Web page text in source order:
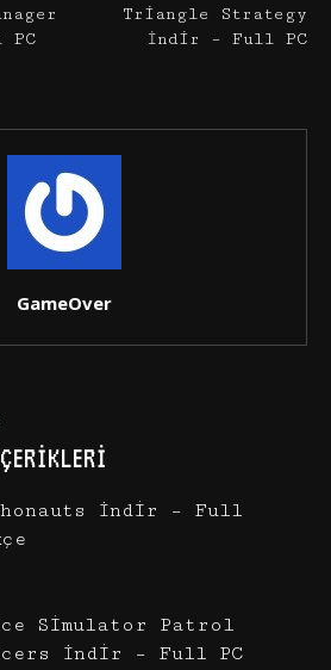
Triangle Strategy
İndir – Full PC
GameOver
İndir – Full
Simulator Patrol
İndir – Full PC